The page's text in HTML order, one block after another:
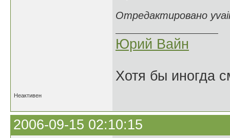
Отредактировано
Юрий Вайн
Хотя бы иногда
Неактивен
2006-09-15 02:10:15